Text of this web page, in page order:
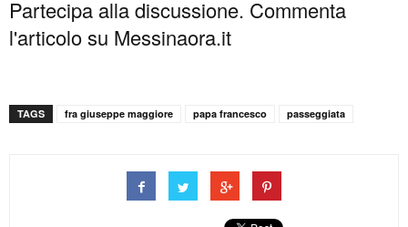
Partecipa alla discussione. Commenta
l'articolo su Messinaora.it
TAGS fra giuseppe maggiore papa francesco passeggiata